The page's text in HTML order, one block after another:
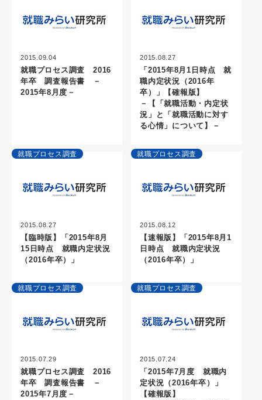
2015.09.04
就職プロセス調査 2016
年卒 調査報告書 －
2015年8月度－
2015.08.27
「2015年8月1日時点 就
職内定状況（2016年
卒）」【確報版】
－【「就職活動・内定状
況」と「就職活動に対す
る心情」について】－
就職プロセス調査
2015.08.27
【臨時版】「2015年8月
15日時点 就職内定状況
（2016年卒）」
就職プロセス調査
2015.08.12
【速報版】「2015年8月1
日時点 就職内定状況
（2016年卒）」
就職プロセス調査
2015.07.29
就職プロセス調査 2016
年卒 調査報告書 －
2015年7月度－
就職プロセス調査
2015.07.24
「2015年7月度 就職内
定状況（2016年卒）」
【確報版】